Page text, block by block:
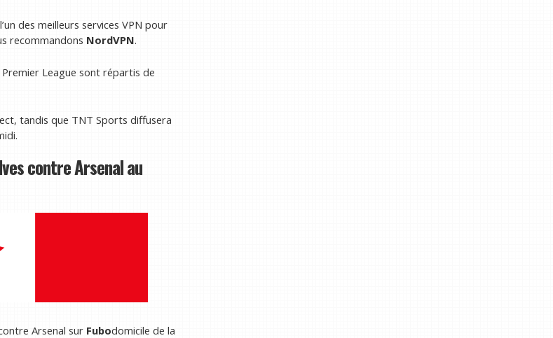
des meilleurs services VPN pour
recommandons NordVPN.
League sont répartis de
tandis que TNT Sports diffusera
contre Arsenal au
Arsenal sur Fubodomicile de la